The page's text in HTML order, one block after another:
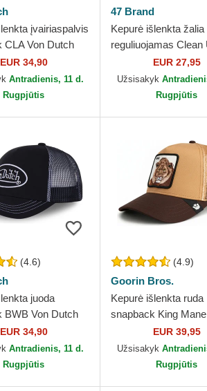
įvairiaspalvis
CLA Von Dutch
EUR 34,90
Antradienis, 11 d.
Rugpjūtis
47 Brand
Kepurė išlenkta žalia
reguliuojamas Clean
York Yankees MLB
EUR 27,95
Užsisakyk
Rugpjūtis
(4.6)
juoda
BWB Von Dutch
EUR 34,90
Antradienis, 11 d.
Rugpjūtis
(4.9)
Goorin Bros.
Kepurė išlenkta ruda
snapback King
The Farm Goorin
EUR 39,95
Užsisakyk
Rugpjūtis